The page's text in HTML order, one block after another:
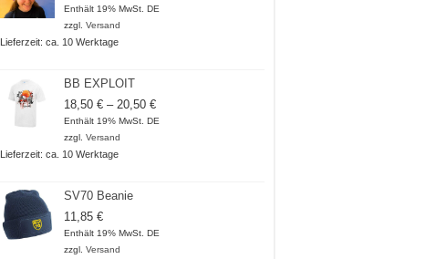
Enthält 19% MwSt. DE
zzgl. Versand
Lieferzeit: ca. 10 Werktage
BB EXPLOIT
18,50 € – 20,50 €Preisspanne:
18,50 €
Enthält 19% MwSt. DE
zzgl. Versand
Lieferzeit: ca. 10 Werktage
SV70 Beanie
11,85 €
Enthält 19% MwSt. DE
zzgl. Versand